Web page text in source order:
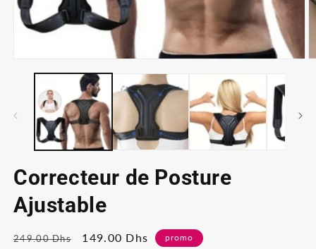
une
fenêtre
modale
Correcteur de Posture
Ajustable
Prix
249.00 Dhs
Prix
149.00 Dhs promo